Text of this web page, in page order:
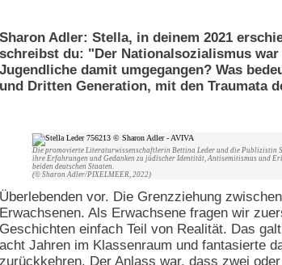
Sharon Adler: Stella, in deinem 2021
schreibst du: "Der Nationalsozialismus
Jugendliche damit umgegangen? Was
und Dritten Generation, mit den Traumata
Die promovierte Literaturwissenschaftlerin Bettina Leder und die Publizistin
ihre Erfahrungen und Gedanken zu jüdischer Identität, Antisemitismus und
beiden deutschen Staaten.
(© Sharon Adler/PIXELMEER, 2022)
Überlebenden vor. Die Grenzziehung
Erwachsenen. Als Erwachsene fragen wir
Geschichten einfach Teil von Realität. Das
acht Jahren im Klassenraum und fantasierte
zurückkehren. Der Anlass war, dass zwei